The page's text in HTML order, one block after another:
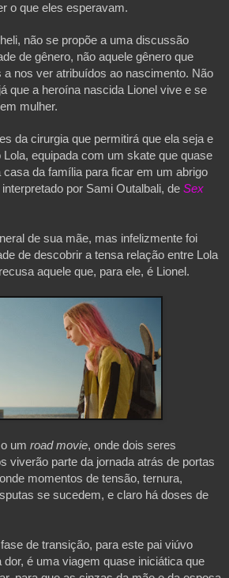
o que eles esperavam.
não se propõe a uma discussão
de gênero, não aquele gênero que
nos ver atribuídos ao nascimento. Não
que a heroína nascida Lionel vive e se
mulher.
da cirurgia que permitirá que ela seja e
equipada com um skate que quase
casa da família para ficar em um abrigo
por Sami Outalbali, de Sex
de sua mãe, mas infelizmente foi
de descobrir a tensa relação entre Lola
aquele que, para ele, é Lionel.
um road movie, onde dois seres
viverão parte da jornada atrás de portas
momentos de tensão, ternura,
se sucedem, e claro há doses de
de transição, para este pai viúvo
é uma viagem quase iniciática que